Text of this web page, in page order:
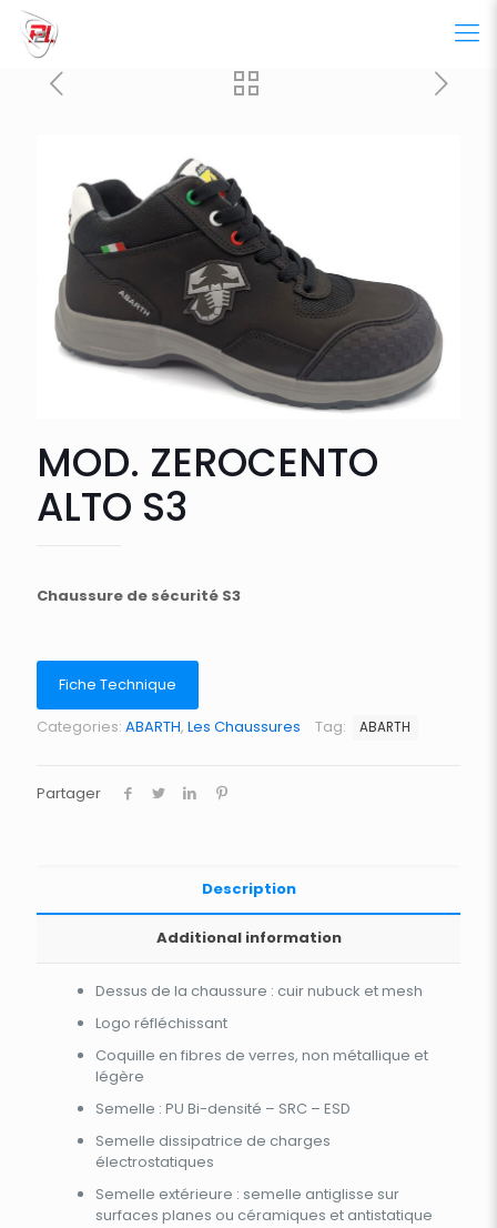
MOD. ZEROCENTO
ALTO S3
Chaussure de sécurité S3
Fiche Technique
Categories: ABARTH, Les Chaussures Tag: ABARTH
Partager
Description
Additional information
Dessus de la chaussure : cuir nubuck et mesh
Logo réfléchissant
Coquille en fibres de verres, non métallique et
légère
Semelle : PU Bi-densité – SRC – ESD
Semelle dissipatrice de charges
électrostatiques
Semelle extérieure : semelle antiglisse sur
surfaces planes ou céramiques et antistatique